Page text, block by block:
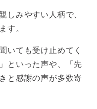
しみやすい人柄で、
す。
いても受け止めてく
といった声や、「先
と感謝の声が多数寄